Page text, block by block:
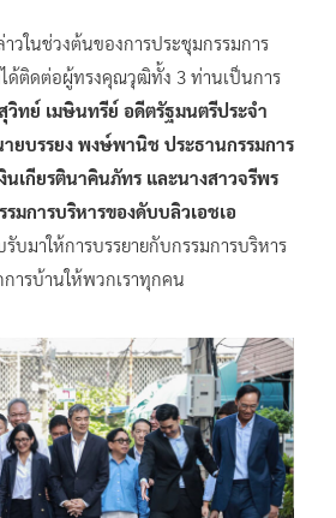
วในช่วงต้นของการประชุมกรรมการ
ด้ติดต่อผู้ทรงคุณวุฒิทั้ง 3 ท่านเป็นการ
วิทย์ เมษินทรีย์ อดีตรัฐมนตรีประจำ
ยบรรยง พงษ์พานิช ประธานกรรมการ
นเกียรตินาคินภัทร และนางสาวจรีพร
มการบริหารของดับบลิวเอชเอ
บมาให้การบรรยายกับกรรมการบริหาร
ารบ้านให้พวกเราทุกคน